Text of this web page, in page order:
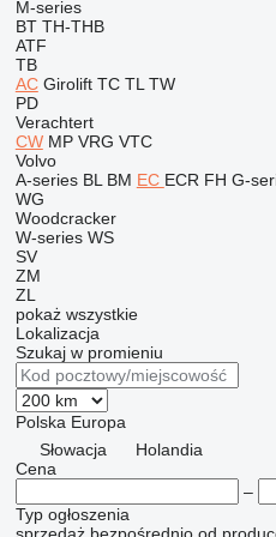
M-series
BT TH-THB
ATF
TB
AC Girolift TC TL TW
PD
Verachtert
CW MP VRG VTC
Volvo
A-series BL BM EC ECR FH G-
WG
Woodcracker
W-series WS
SV
ZM
ZL
pokaż wszystkie
Lokalizacja
Szukaj w promieniu
Polska Europa
Słowacja
Holandia
Cena
–
Typ ogłoszenia